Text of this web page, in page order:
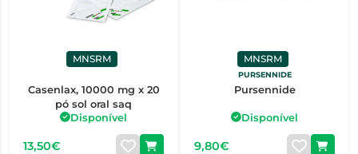
MNSRM
Casenlax, 10000 mg x 20
pó sol oral saq
Disponível
13,50€
MNSRM
PURSENNIDE
Pursennide
Disponível
9,80€